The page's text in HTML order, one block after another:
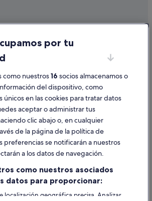
de Las Conchas
Isla de Graciosa
Caleta de Sebo
Las Pardelas
Graciosa
y cómo denunciar contenido
de hotel o de un alquiler vacacional
internacionales
por tu
como nuestros16 socios almacenamos o
del dispositivo, como
únicos en las cookies para tratar datos
aceptar o administrar tus
clic abajo o, en cualquier
de la página de la política de
preferencias se notificarán a nuestros
a los datos de navegación.
como nuestros asociados
datos para proporcionar:
localización geográfica precisa. Analizar